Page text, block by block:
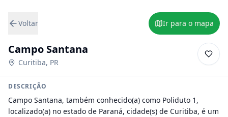
Voltar Ir para o mapa
Campo Santana
Curitiba, PR
DESCRIÇÃO
Campo Santana, também conhecido(a) como Poliduto 1,
localizado(a) no estado de Paraná, cidade(s) de Curitiba, é um